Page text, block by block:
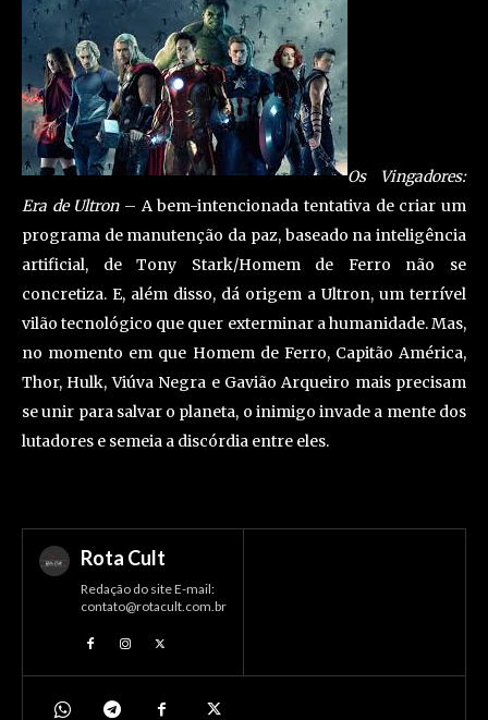
Os Vingadores:
Era de Ultron– A bem-intencionada tentativa de criar um
programa de manutenção da paz, baseado na inteligência
artificial, de Tony Stark/Homem de Ferro não se
concretiza. E, além disso, dá origem a Ultron, um terrível
vilão tecnológico que quer exterminar a humanidade. Mas,
no momento em que Homem de Ferro, Capitão América,
Thor, Hulk, Viúva Negra e Gavião Arqueiro mais precisam
se unir para salvar o planeta, o inimigo invade a mente dos
lutadores e semeia a discórdia entre eles.
Rota Cult
Redação do site E-mail:
contato@rotacult.com.br